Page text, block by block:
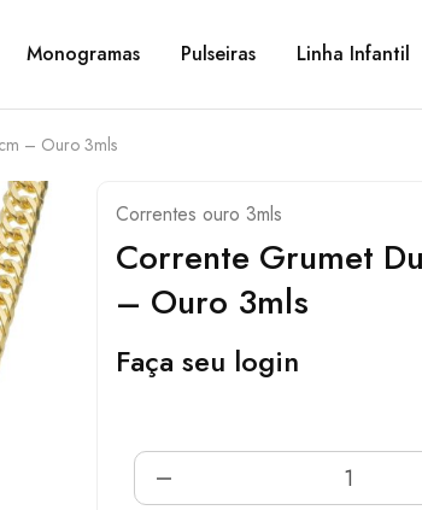
Monogramas Pulseiras Linha Infantil
– Ouro 3mls
Correntes ouro 3mls
Corrente Grumet
– Ouro 3mls
Faça seu login